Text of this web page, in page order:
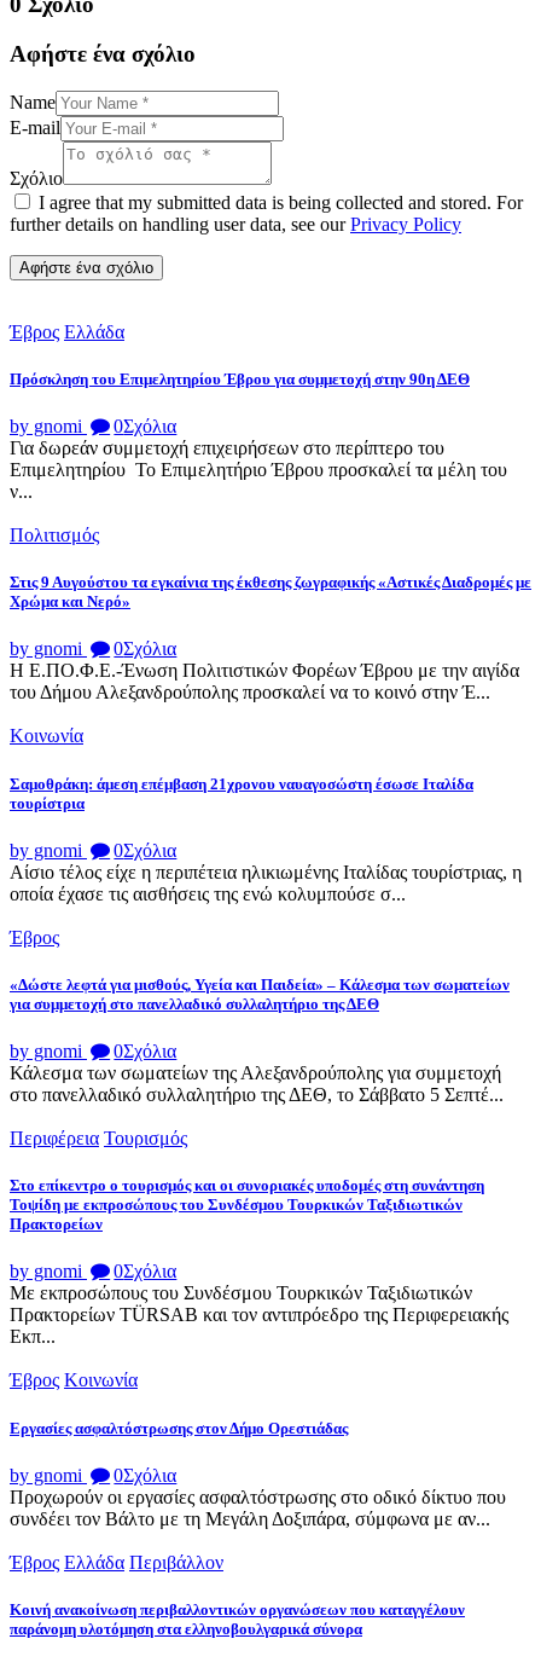
Αφήστε ένα σχόλιο
Name
E-mail
Σχόλιο
I agree that my submitted data is being collected and stored. For
further details on handling user data, see ourPrivacy Policy
Έβρος Ελλάδα
Πρόσκληση του Επιμελητηρίου Έβρου για συμμετοχή στην 90η ΔΕΘ
by gnomi 0Σχόλια
Για δωρεάν συμμετοχή επιχειρήσεων στο περίπτερο του
Επιμελητηρίου Το Επιμελητήριο Έβρου προσκαλεί τα μέλη του
ν...
Πολιτισμός
Στις 9 Αυγούστου τα εγκαίνια της έκθεσης ζωγραφικής «Αστικές Διαδρομές με
Χρώμα και Νερό»
by gnomi 0Σχόλια
Η Ε.ΠΟ.Φ.Ε.-Ένωση Πολιτιστικών Φορέων Έβρου με την αιγίδα
του Δήμου Αλεξανδρούπολης προσκαλεί να το κοινό στην Έ...
Κοινωνία
Σαμοθράκη: άμεση επέμβαση 21χρονου ναυαγοσώστη έσωσε Ιταλίδα
τουρίστρια
by gnomi 0Σχόλια
Αίσιο τέλος είχε η περιπέτεια ηλικιωμένης Ιταλίδας τουρίστριας, η
οποία έχασε τις αισθήσεις της ενώ κολυμπούσε σ...
Έβρος
«Δώστε λεφτά για μισθούς, Υγεία και Παιδεία» – Κάλεσμα των σωματείων
για συμμετοχή στο πανελλαδικό συλλαλητήριο της ΔΕΘ
by gnomi 0Σχόλια
Κάλεσμα των σωματείων της Αλεξανδρούπολης για συμμετοχή
στο πανελλαδικό συλλαλητήριο της ΔΕΘ, το Σάββατο 5 Σεπτέ...
Περιφέρεια Τουρισμός
Στο επίκεντρο ο τουρισμός και οι συνοριακές υποδομές στη συνάντηση
Τοψίδη με εκπροσώπους του Συνδέσμου Τουρκικών Ταξιδιωτικών
Πρακτορείων
by gnomi 0Σχόλια
Με εκπροσώπους του Συνδέσμου Τουρκικών Ταξιδιωτικών
Πρακτορείων TÜRSAB και τον αντιπρόεδρο της Περιφερειακής
Εκπ...
Έβρος Κοινωνία
Εργασίες ασφαλτόστρωσης στον Δήμο Ορεστιάδας
by gnomi 0Σχόλια
Προχωρούν οι εργασίες ασφαλτόστρωσης στο οδικό δίκτυο που
συνδέει τον Βάλτο με τη Μεγάλη Δοξιπάρα, σύμφωνα με αν...
Έβρος Ελλάδα Περιβάλλον
Κοινή ανακοίνωση περιβαλλοντικών οργανώσεων που καταγγέλουν
παράνομη υλοτόμηση στα ελληνοβουλγαρικά σύνορα